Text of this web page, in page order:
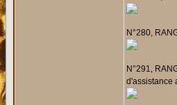
N°280,
N°291,
d'assistance